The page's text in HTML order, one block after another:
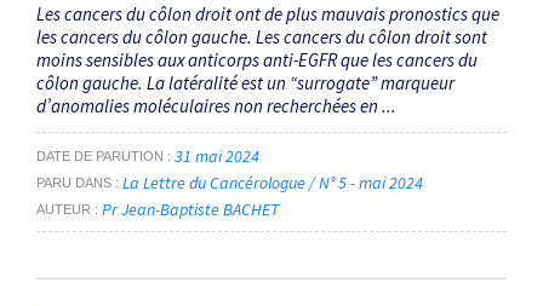
Les cancers du côlon droit ont de plus mauvais pronostics que
les cancers du côlon gauche. Les cancers du côlon droit sont
moins sensibles aux anticorps anti-EGFR que les cancers du
côlon gauche. La latéralité est un “surrogate” marqueur
d’anomalies moléculaires non recherchées en ...
DATE DE PARUTION 31 mai 2024
PARU DANS La Lettre du Cancérologue / N° 5 - mai 2024
AUTEUR Pr Jean-Baptiste BACHET